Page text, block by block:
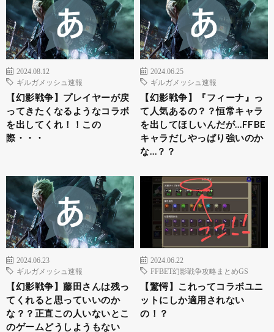
2024.08.12
ギルガメッシュ速報
【幻影戦争】プレイヤーが戻
ってきたくなるようなコラボ
を出してくれ！！この
際・・・
2024.06.25
ギルガメッシュ速報
【幻影戦争】『フィーナ』っ
て人気あるの？？恒常キャラ
を出してほしいんだが…FFBE
キャラだしやっぱり強いのか
な…？？
2024.06.23
ギルガメッシュ速報
【幻影戦争】藤田さんは残っ
てくれると思っていいのか
な？？正直この人いないとこ
のゲームどうしようもない
2024.06.22
FFBET幻影戦争攻略まとめGS
【驚愕】これってコラボユニ
ットにしか適用されない
の！？